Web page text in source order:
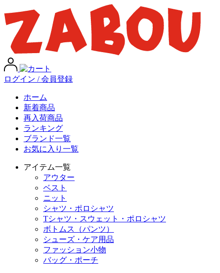
ログイン / 会員登録
ホーム
新着商品
再入荷商品
ランキング
ブランド一覧
お気に入り一覧
アイテム一覧
アウター
ベスト
ニット
シャツ・ポロシャツ
Tシャツ・スウェット・ポロシャツ
ボトムス（パンツ）
シューズ・ケア用品
ファッション小物
バッグ・ポーチ